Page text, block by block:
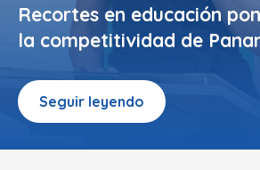
Recortes en educación
la competitividad de
Seguir leyendo